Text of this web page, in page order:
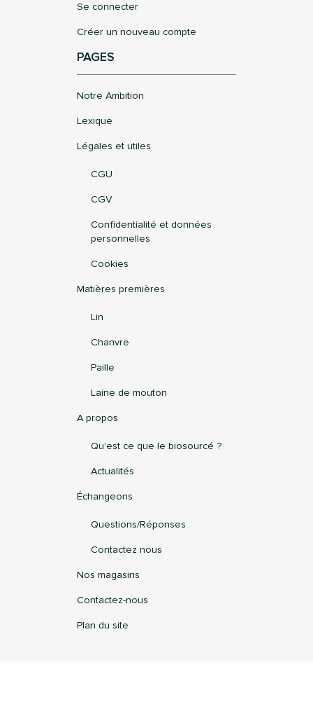
Se connecter
Créer un nouveau compte
PAGES
Notre Ambition
Lexique
Légales et utiles
CGU
CGV
Confidentialité et données
personnelles
Cookies
Matières premières
Lin
Chanvre
Paille
Laine de mouton
A propos
Qu'est ce que le biosourcé ?
Actualités
Échangeons
Questions/Réponses
Contactez nous
Nos magasins
Contactez-nous
Plan du site